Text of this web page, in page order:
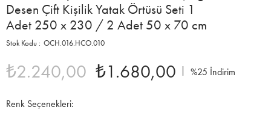
Desen Çift Kişilik Yatak Örtüsü Seti 1
Adet 250 x 230 / 2 Adet 50 x 70 cm
OCH.016.HCO.010
₺2.240,00 ₺1.680,00 %25 İndirim
Renk Seçenekleri: